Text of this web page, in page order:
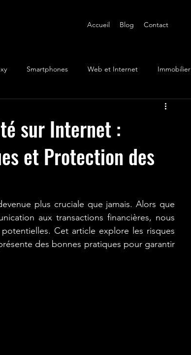
Accueil Blog Contact
Smartphones Web et Internet Immobilier
sur Internet :
et Protection des
plus cruciale que jamais. Alors que
aux transactions financières, nous
Cet article explore les risques
des bonnes pratiques pour garantir